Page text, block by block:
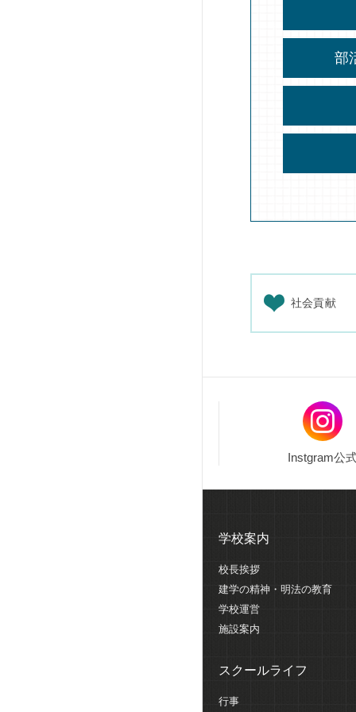
部
社会貢献
Instgram公
学校案内
校長挨拶
建学の精神・明法の教育
学校運営
施設案内
スクールライフ
行事